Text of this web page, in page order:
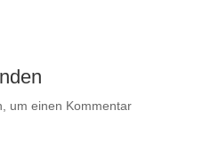
um einen Kommentar